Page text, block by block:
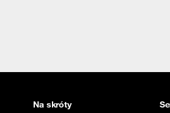
Na skróty